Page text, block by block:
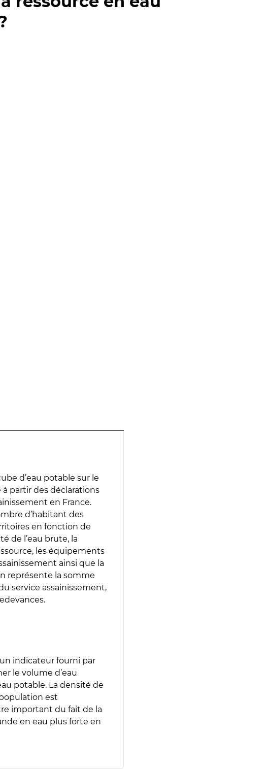
d’eau potable sur le
à partir des déclarations
en France.
d’habitant des
en fonction de
de l’eau brute, la
les équipements
ainsi que la
représente la somme
service assainissement,
un indicateur fourni par
le volume d’eau
potable. La densité de
est
important du fait de la
en eau plus forte en